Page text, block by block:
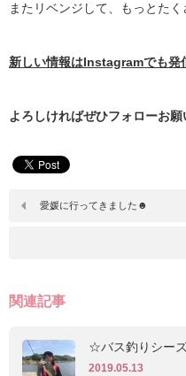
またリベンジして、もっとた
新しい情報はInstagramでも発
よろしければぜひフォローお
愛媛に行ってきました☻
関連記事
☆バス釣りシー
2019.05.13